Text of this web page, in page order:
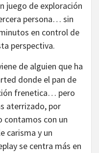
juego de exploración
persona… sin
en control de
perspectiva.
de alguien que ha
donde el pan de
frenetica… pero
aterrizado, por
contamos con un
carisma y un
se centra más en